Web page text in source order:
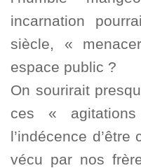
incarnation
siècle, «
espace public ?
On sourirait
ces «
l’indécence
vécu par nos